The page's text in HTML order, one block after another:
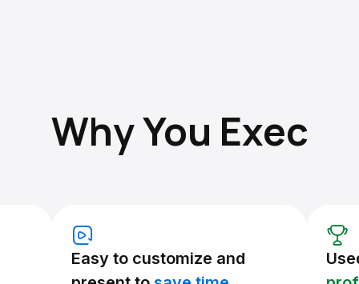
Why You Exec
Easy to customize and